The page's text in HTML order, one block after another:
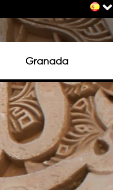
Granada